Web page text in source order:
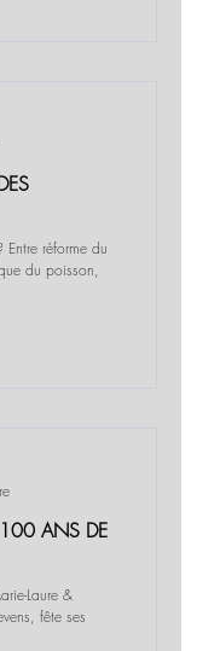
réforme du
du poisson,
100 ANS DE
Laure &
fête ses